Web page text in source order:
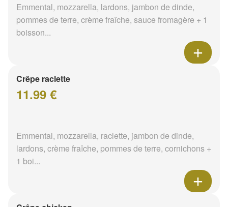
Emmental, mozzarella, lardons, jambon de dinde,
pommes de terre, crème fraîche, sauce fromagère + 1
boisson...
Crêpe raclette
11.99 €
Emmental, mozzarella, raclette, jambon de dinde,
lardons, crème fraîche, pommes de terre, cornichons +
1 boi...